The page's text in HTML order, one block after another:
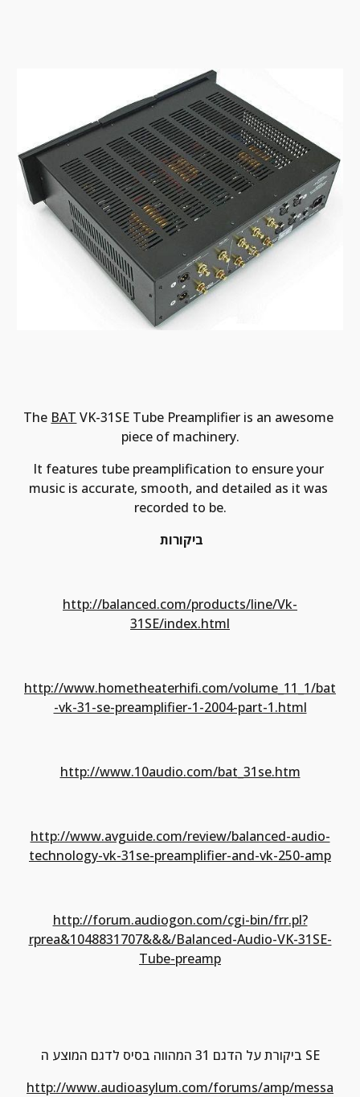
The BAT VK-31SE Tube Preamplifier is an awesome
piece of machinery.
It features tube preamplification to ensure your
music is accurate, smooth, and detailed as it was
recorded to be.
ביקורות
http://balanced.com/products/line/Vk-
31SE/index.html
http://www.hometheaterhifi.com/volume_11_1/bat
-vk-31-se-preamplifier-1-2004-part-1.html
http://www.10audio.com/bat_31se.htm
http://www.avguide.com/review/balanced-audio-
technology-vk-31se-preamplifier-and-vk-250-amp
http://forum.audiogon.com/cgi-bin/frr.pl?
rprea&1048831707&&&/Balanced-Audio-VK-31SE-
Tube-preamp
ביקורת על הדגם 31 המהווה בסיס לדגם המוצע ה SE
http://www.audioasylum.com/forums/amp/messa